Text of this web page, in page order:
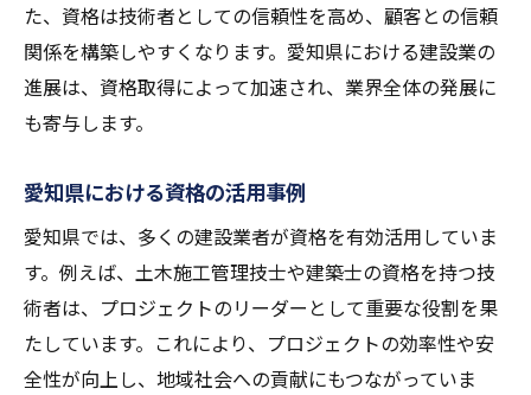
た、資格は技術者としての信頼性を高め、顧客との信頼
関係を構築しやすくなります。愛知県における建設業の
進展は、資格取得によって加速され、業界全体の発展に
も寄与します。
愛知県における資格の活用事例
愛知県では、多くの建設業者が資格を有効活用していま
す。例えば、土木施工管理技士や建築士の資格を持つ技
術者は、プロジェクトのリーダーとして重要な役割を果
たしています。これにより、プロジェクトの効率性や安
全性が向上し、地域社会への貢献にもつながっていま